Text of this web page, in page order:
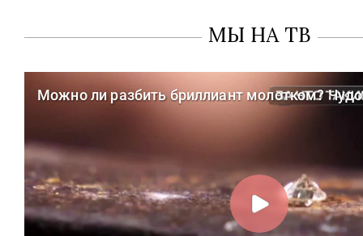
МЫ НА ТВ